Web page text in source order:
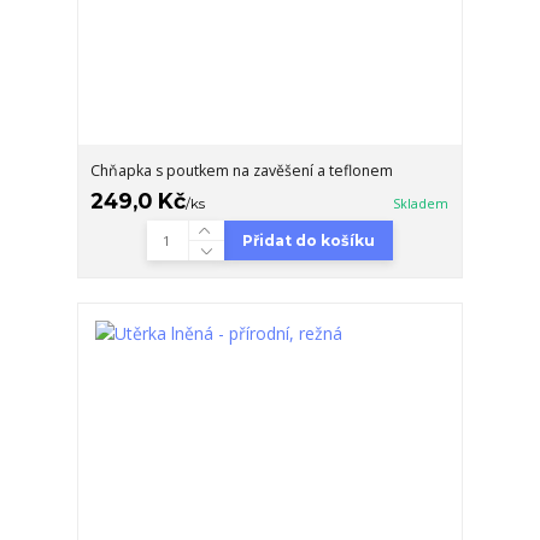
Chňapka s poutkem na zavěšení a teflonem
249,0 Kč/ks Skladem
Přidat do košíku